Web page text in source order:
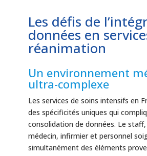
Les défis de
données en
réanimation
Un environnement
ultra-complexe
Les services de soins intensifs en
des spécificités uniques qui
consolidation de données. Le
médecin, infirmier et personnel
simultanément des éléments